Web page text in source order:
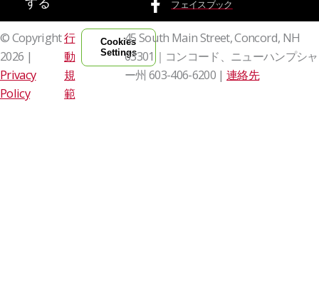
フェイスブック
© Copyright
2026 |
Privacy
Policy
行
動
規
範
Cookies
Settings
45 South Main Street, Concord, NH
03301｜コンコード、ニューハンプシャ
ー州 603-406-6200 | 連絡先